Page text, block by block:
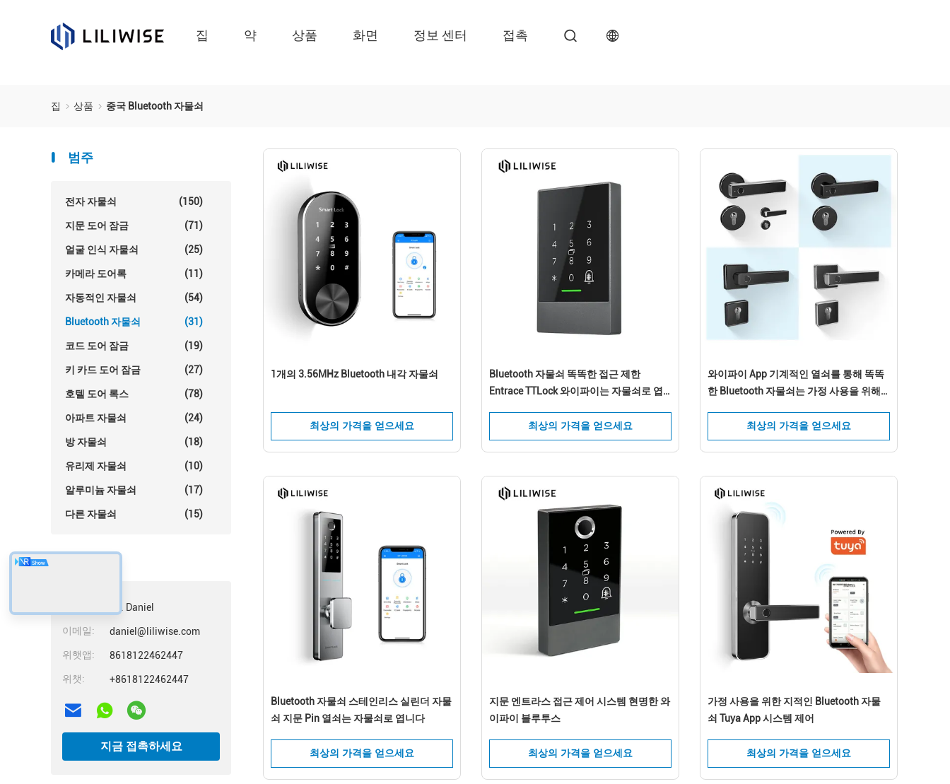
집 약 상품 화면 정보 센터 접촉
집 상품 중국 Bluetooth 자물쇠
범주
전자 자물쇠 (150)
지문 도어 잠금 (71)
얼굴 인식 자물쇠 (25)
카메라 도어록 (11)
자동적인 자물쇠 (54)
Bluetooth 자물쇠 (31)
코드 도어 잠금 (19)
키 카드 도어 잠금 (27)
호텔 도어 록스 (78)
아파트 자물쇠 (24)
방 자물쇠 (18)
유리제 자물쇠 (10)
알루미늄 자물쇠 (17)
다른 자물쇠 (15)
접촉
Mr. Daniel
이메일: daniel@liliwise.com
위햇앱: 8618122462447
위챗: +8618122462447
지금 접촉하세요
1개의 3.56MHz Bluetooth 내각 자물쇠
최상의 가격을 얻으세요
Bluetooth 자물쇠 똑똑한 접근 제한
Entrace TTLock 와이파이는 자물쇠로 엽
최상의 가격을 얻으세요
와이파이 App 기계적인 열쇠를 통해 똑똑
한 Bluetooth 자물쇠는 가정 사용을 위해
최상의 가격을 얻으세요
Bluetooth 자물쇠 스테인리스 실린더 자물
쇠 지문 Pin 열쇠는 자물쇠로 엽니다
최상의 가격을 얻으세요
지문 엔트라스 접근 제어 시스템 현명한 와
이파이 블루투스
최상의 가격을 얻으세요
가정 사용을 위한 지적인 Bluetooth 자물
쇠 Tuya App 시스템 제어
최상의 가격을 얻으세요